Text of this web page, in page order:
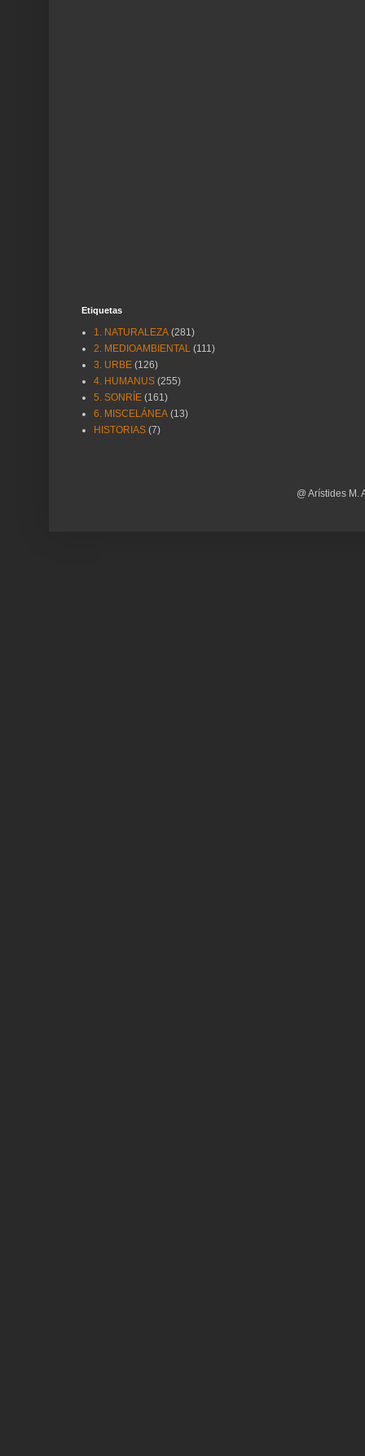
Etiquetas
1. NATURALEZA (281)
2. MEDIOAMBIENTAL (111)
3. URBE (126)
4. HUMANUS (255)
5. SONRÍE (161)
6. MISCELÁNEA (13)
HISTORIAS (7)
@ Arístides M.